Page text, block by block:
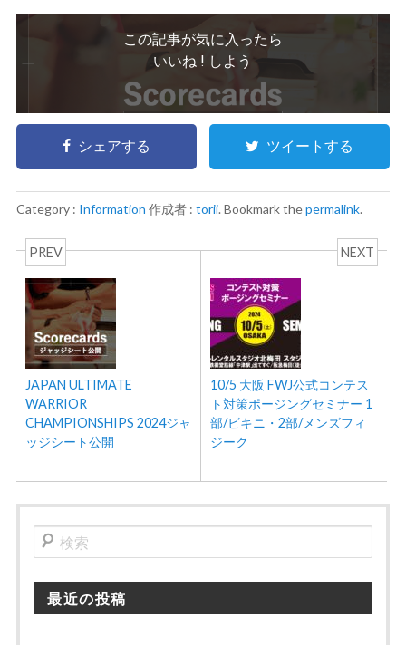
この記事が気に入ったら
いいね ! しよう
シェアする ツイートする
Category : Information 作成者 : torii. Bookmark thepermalink.
PREV
JAPAN ULTIMATE
WARRIOR
CHAMPIONSHIPS 2024ジャ
ッジシート公開
NEXT
10/5 大阪 FWJ公式コンテス
ト対策ポージングセミナー 1
部/ビキニ・2部/メンズフィ
ジーク
検
索
最近の投稿